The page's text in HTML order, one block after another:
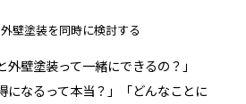
壁塗装を同時に検討する
外壁塗装って一緒にできるの？」
になるって本当？」「どんなことに